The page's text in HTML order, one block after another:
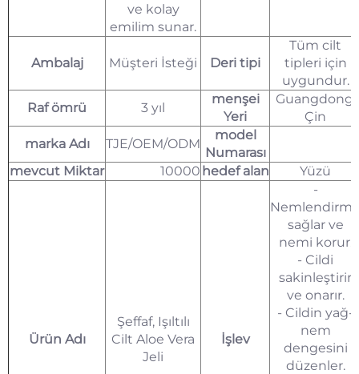
ve kolay
emilim sunar.
Ambalaj Müşteri İsteği Deri tipi
Tüm cilt
tipleri için
uygundur.
Raf ömrü
3 yıl
menşei
Yeri
Guangdong,
Çin
marka Adı
TJE/OEM/ODM
model
Numarası
mevcut Miktar
10000 hedef alan Yüzü
Ürün Adı
Şeffaf, Işıltılı
Cilt Aloe Vera
Jeli
İşlev
-
sağlar ve
nemi korur.
- Cildi
sakinleştirir
ve onarır.
- Cildin yağ-
nem
dengesini
düzenler.